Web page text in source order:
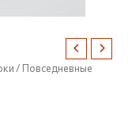
/ Повседневные